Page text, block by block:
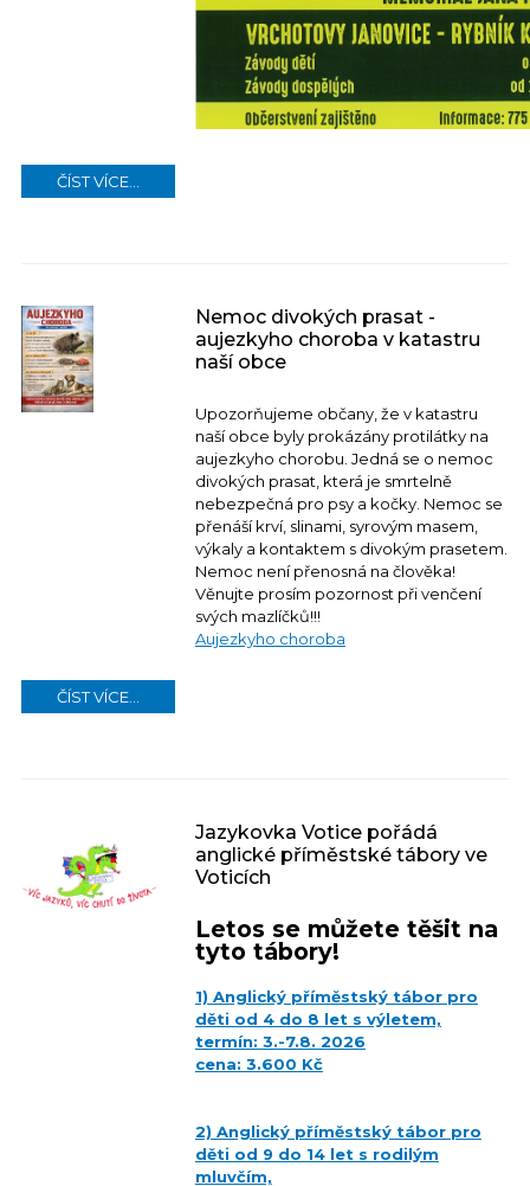
ČÍST VÍCE...
Nemoc divokých prasat -
aujezkyho choroba v katastru
naší obce
Upozorňujeme občany, že v katastru
naší obce byly prokázány protilátky na
aujezkyho chorobu. Jedná se o nemoc
divokých prasat, která je smrtelně
nebezpečná pro psy a kočky. Nemoc se
přenáší krví, slinami, syrovým masem,
výkaly a kontaktem s divokým prasetem.
Nemoc není přenosná na člověka!
Věnujte prosím pozornost při venčení
svých mazlíčků!!!
Aujezkyho choroba
ČÍST VÍCE...
Jazykovka Votice pořádá
anglické příměstské tábory ve
Voticích
Letos se můžete těšit na
tyto tábory!
1) Anglický příměstský tábor pro
děti od 4 do 8 let s výletem,
termín: 3.-7.8. 2026
cena: 3.600 Kč
2) Anglický příměstský tábor pro
děti od 9 do 14 let s rodilým
mluvčím,